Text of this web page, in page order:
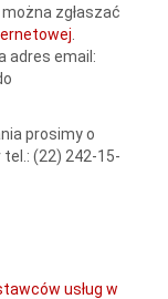
zgłaszać
adres email:
prosimy o
(22) 242-15-
usług w